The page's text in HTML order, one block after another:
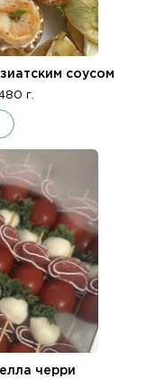
соусом
г.
черри